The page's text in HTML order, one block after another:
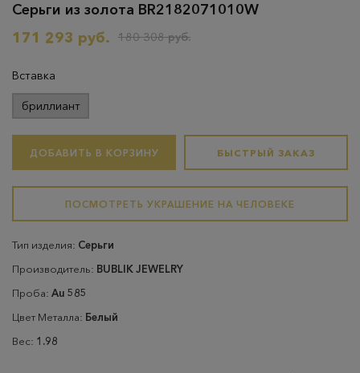
Серьги из золота BR2182071010W
171 293 руб.
180 308 руб.
Вставка
бриллиант
ДОБАВИТЬ В КОРЗИНУ БЫСТРЫЙ ЗАКАЗ
ПОСМОТРЕТЬ УКРАШЕНИЕ НА ЧЕЛОВЕКЕ
Тип изделия: Серьги
Производитель: BUBLIK JEWELRY
Проба: Au 585
Цвет Металла: Белый
Вес: 1.98